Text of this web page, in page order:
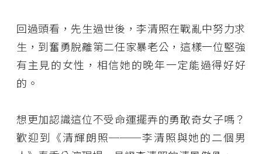
回過頭看，先生過世後，李清照在戰亂中努力求
生，到奮勇脫離第二任家暴老公，這樣一位堅強
有主見的女性，相信她的晚年一定能過得好好
的。
想更加認識這位不受命運擺弄的勇敢奇女子嗎？
歡迎到《清輝朗照───李清照與她的二個男